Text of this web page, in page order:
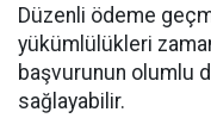
Düzenli ödeme
yükümlülükleri
başvurunun olumlu
sağlayabilir.